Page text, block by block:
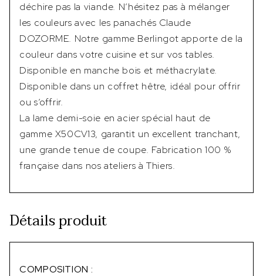
déchire pas la viande. N’hésitez pas à mélanger
les couleurs avec les panachés Claude
DOZORME. Notre gamme Berlingot apporte de la
couleur dans votre cuisine et sur vos tables.
Disponible en manche bois et méthacrylate.
Disponible dans un coffret hêtre, idéal pour offrir
ou s’offrir.
La lame demi-soie en acier spécial haut de
gamme X50CV13, garantit un excellent tranchant,
une grande tenue de coupe. Fabrication 100 %
française dans nos ateliers à Thiers.
Détails produit
COMPOSITION :